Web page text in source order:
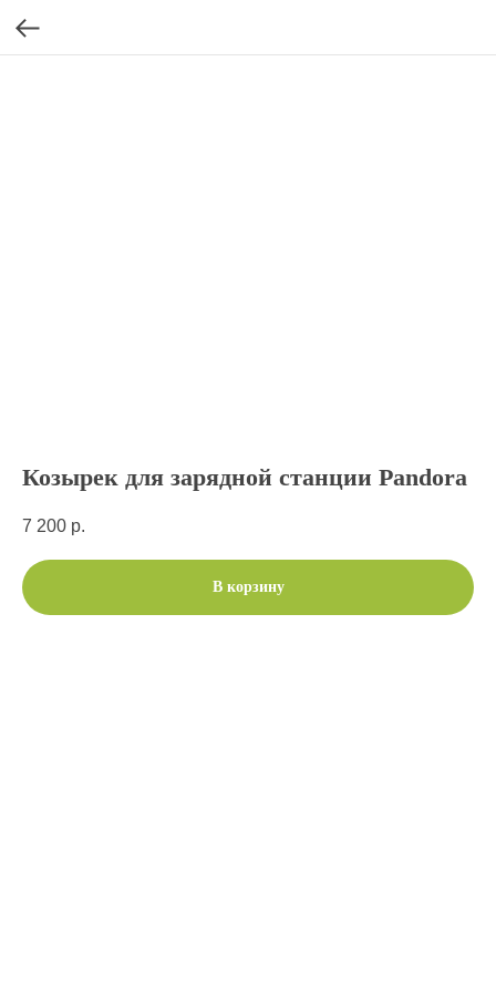
Козырек для зарядной станции Pandora
7 200 р.
В корзину